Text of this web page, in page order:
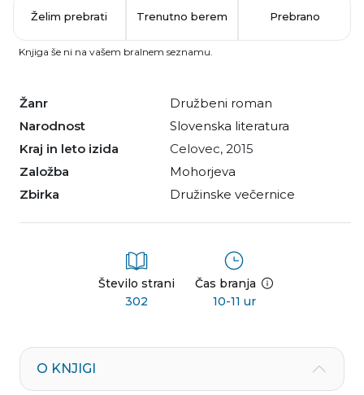
Žanr
družbeni roman
Narodnost
slovenska literatura
Kraj in leto izida
Celovec, 2015
Založba
Mohorjeva
Zbirka
Družinske večernice
Število strani
302
Čas branja
10-11 ur
Želim prebrati Trenutno berem Prebrano
Knjiga še ni na vašem bralnem seznamu.
O KNJIGI